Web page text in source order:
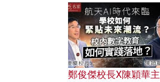
鄭俊傑校長X陳穎華主